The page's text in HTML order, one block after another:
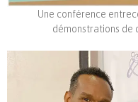
Une conférence
démonstrations de